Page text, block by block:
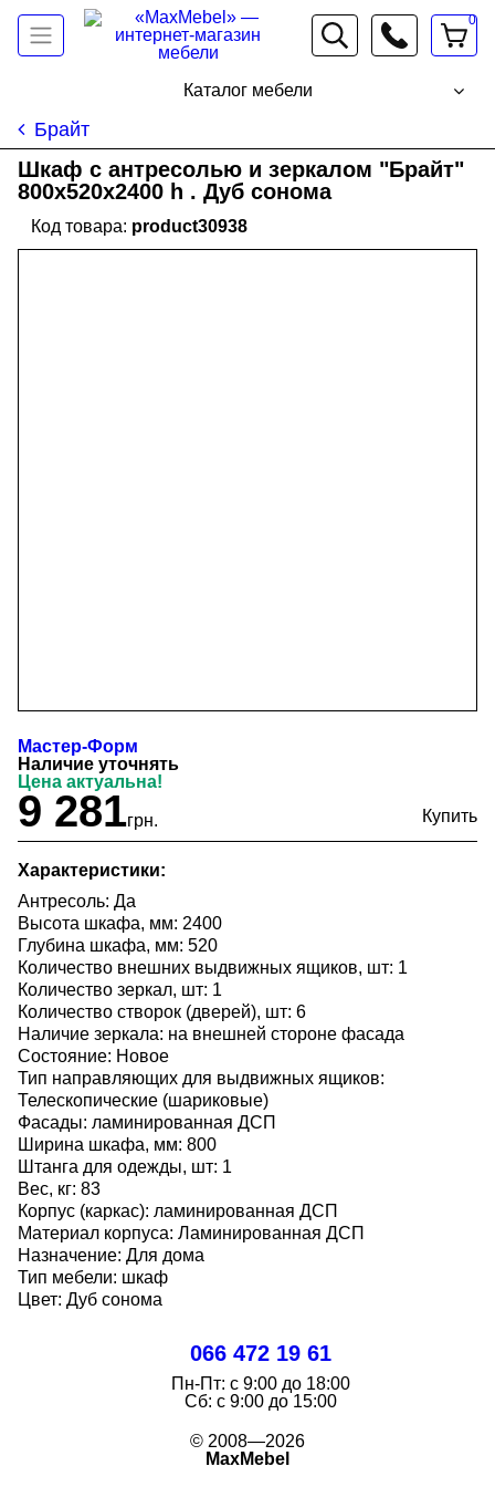
0
Каталог мебели
Брайт
Шкаф с антресолью и зеркалом "Брайт"
800х520х2400 h . Дуб сонома
product30938
Мастер-Форм
Наличие уточнять
Цена актуальна!
9 281грн.
Характеристики:
Антресоль: Да
Высота шкафа, мм: 2400
Глубина шкафа, мм: 520
Количество внешних выдвижных ящиков, шт: 1
Количество зеркал, шт: 1
Количество створок (дверей), шт: 6
Наличие зеркала: на внешней стороне фасада
Состояние: Новое
Тип направляющих для выдвижных ящиков:
Телескопические (шариковые)
Фасады: ламинированная ДСП
Ширина шкафа, мм: 800
Штанга для одежды, шт: 1
Вес, кг: 83
Корпус (каркас): ламинированная ДСП
Материал корпуса: Ламинированная ДСП
Назначение: Для дома
Тип мебели: шкаф
Цвет: Дуб сонома
066 472 19 61
Пн-Пт: с 9:00 до 18:00
Cб: с 9:00 до 15:00
© 2008—2026
MaxMebel